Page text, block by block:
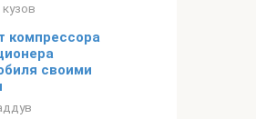
компрессора
своими